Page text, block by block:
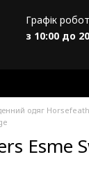
Графік
з 10:00 до
одяг
Esme